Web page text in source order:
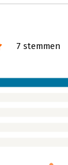
ter
moet
7 stemmen